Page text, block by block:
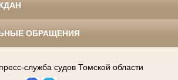
ОБРАЩЕНИЯ
служба судов Томской области